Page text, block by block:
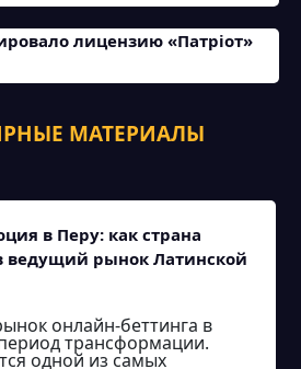
лицензию «Патріот»
МАТЕРИАЛЫ
в Перу: как страна
ведущий рынок Латинской
онлайн-беттинга в
трансформации.
одной из самых